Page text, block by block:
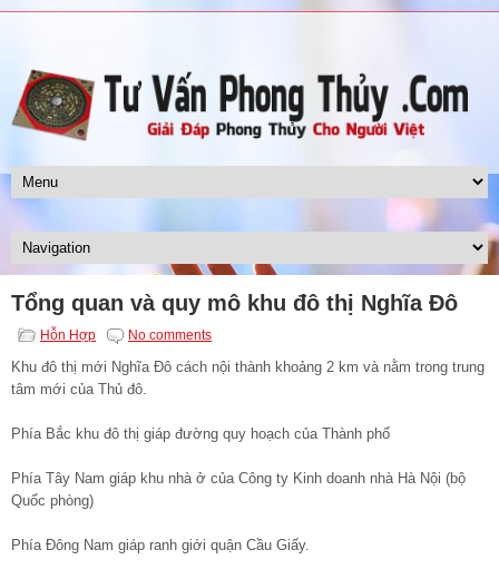
Tổng quan và quy mô khu đô thị Nghĩa Đô
Hỗn Hợp No comments
Khu đô thị mới Nghĩa Đô cách nội thành khoảng 2 km và nằm trong trung
tâm mới của Thủ đô.
Phía Bắc khu đô thị giáp đường quy hoạch của Thành phố
Phía Tây Nam giáp khu nhà ở của Công ty Kinh doanh nhà Hà Nội (bộ
Quốc phòng)
Phía Đông Nam giáp ranh giới quận Cầu Giấy.